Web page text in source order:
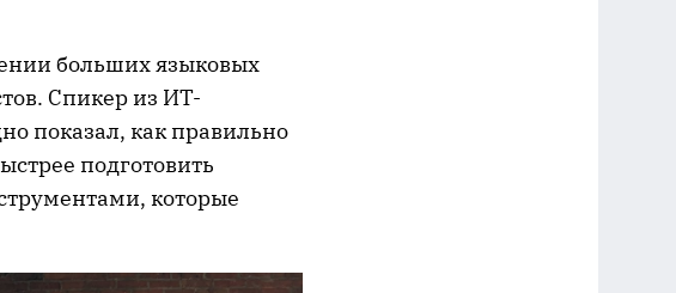
больших языковых
Спикер из ИТ-
показал, как правильно
подготовить
которые